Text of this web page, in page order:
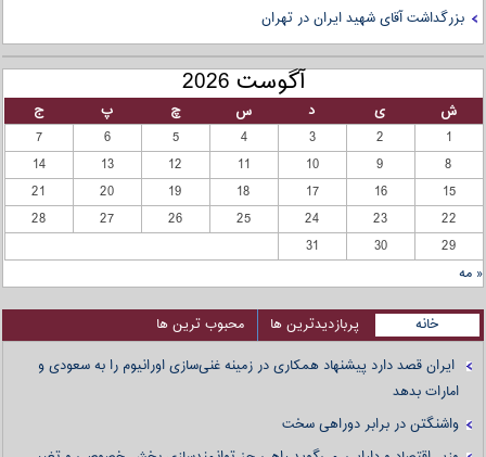
بزرگداشت آقای شهید ایران در تهران
آگوست 2026
ش ی د س چ پ
ج
1
2
3
4
5
6
7
8
9
10
11
12
13
14
15
16
17
18
19
20
21
22
23
24
25
26
27
28
29
30
31
« مه
خانه پربازدیدترین ها
محبوب ترین ها
ایران قصد دارد پیشنهاد همکاری در زمینه غنی‌سازی اورانیوم را به سعودی و
امارات بدهد
واشنگتن در برابر دوراهی سخت